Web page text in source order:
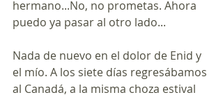
hermano...No, no prometas. Ahora
puedo ya pasar al otro lado...
Nada de nuevo en el dolor de Enid y
el mío. A los siete días regresábamos
al Canadá, a la misma choza estival